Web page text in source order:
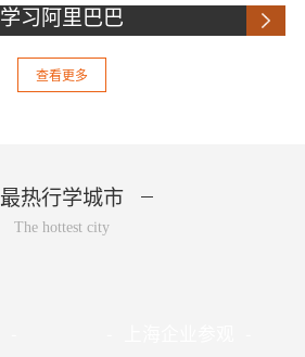
学习阿里巴巴
查看更多
最热行学城市
The hottest city